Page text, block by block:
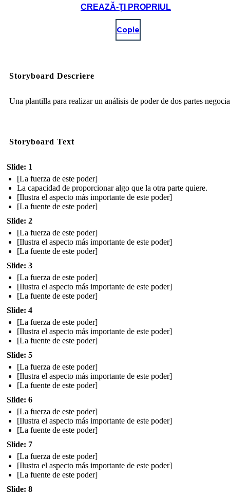
CREAZĂ-ȚI PROPRIUL
Copie
Storyboard Descriere
Una plantilla para realizar un análisis de poder de dos partes
Storyboard Text
Slide: 1
[La fuerza de este poder]
La capacidad de proporcionar algo que la otra parte quiere.
[Ilustra el aspecto más importante de este poder]
[La fuente de este poder]
Slide: 2
[La fuerza de este poder]
[Ilustra el aspecto más importante de este poder]
[La fuente de este poder]
Slide: 3
[La fuerza de este poder]
[Ilustra el aspecto más importante de este poder]
[La fuente de este poder]
Slide: 4
[La fuerza de este poder]
[Ilustra el aspecto más importante de este poder]
[La fuente de este poder]
Slide: 5
[La fuerza de este poder]
[Ilustra el aspecto más importante de este poder]
[La fuente de este poder]
Slide: 6
[La fuerza de este poder]
[Ilustra el aspecto más importante de este poder]
[La fuente de este poder]
Slide: 7
[La fuerza de este poder]
[Ilustra el aspecto más importante de este poder]
[La fuente de este poder]
Slide: 8